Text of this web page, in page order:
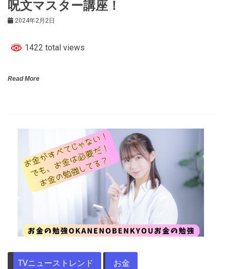
呪文マスター講座！
2024年2月2日
1422 total views
Read More
TVニューストレンド お金